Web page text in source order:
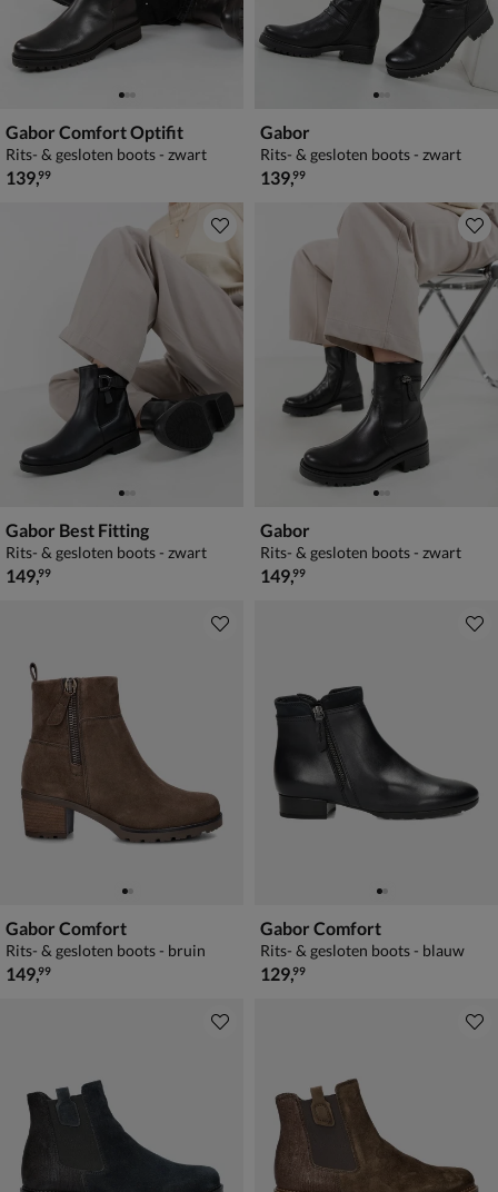
Gabor Comfort Optifit
Rits- & gesloten boots - zwart
€ 139,99
139,99
Gabor
Rits- & gesloten boots - zwart
€ 139,99
139,99
Gabor Best Fitting
Rits- & gesloten boots - zwart
€ 149,99
149,99
Gabor
Rits- & gesloten boots - zwart
€ 149,99
149,99
Gabor Comfort
Rits- & gesloten boots - bruin
€ 149,99
149,99
Gabor Comfort
Rits- & gesloten boots - blauw
€ 129,99
129,99